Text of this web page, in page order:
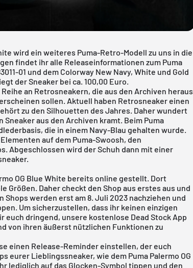
wird ein weiteres Puma-Retro-Modell zu uns in die
findet ihr alle Releaseinformationen zum Puma
01 und dem Colorway New Navy, White und Gold
der Sneaker bei ca. 100,00 Euro.
an Retrosneakern, die aus den Archiven heraus
sollen. Aktuell haben Retrosneaker einen
zu den Silhouetten des Jahres. Daher wundert
Sneaker aus den Archiven kramt. Beim Puma
die in einem Navy-Blau gehalten wurde.
auf dem Puma-Swoosh, den
Abgeschlossen wird der Schuh dann mit einer
OG Blue White bereits online gestellt. Dort
Größen. Daher checkt den Shop aus erstes aus und
werden erst am 8. Juli 2023 nachziehen und
Um sicherzustellen, dass ihr keinen einzigen
euch dringend, unsere kostenlose Dead Stock App
von ihren äußerst nützlichen Funktionen zu
einen Release-Reminder einstellen, der euch
eurer Lieblingssneaker, wie dem Puma Palermo OG
lediglich auf das Glocken-Symbol tippen und den